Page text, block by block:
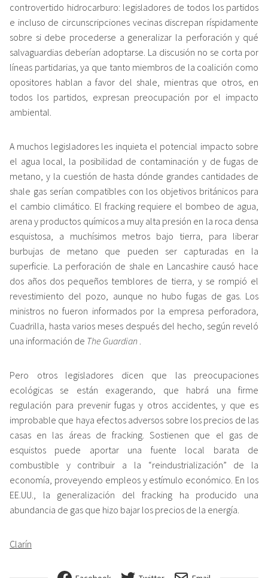
controvertido hidrocarburo: legisladores de todos los partidos
e incluso de circunscripciones vecinas discrepan ríspidamente
sobre si debe procederse a generalizar la perforación y qué
salvaguardias deberían adoptarse. La discusión no se corta por
líneas partidarias, ya que tanto miembros de la coalición como
opositores hablan a favor del shale, mientras que otros, en
todos los partidos, expresan preocupación por el impacto
ambiental.
A muchos legisladores les inquieta el potencial impacto sobre
el agua local, la posibilidad de contaminación y de fugas de
metano, y la cuestión de hasta dónde grandes cantidades de
shale gas serían compatibles con los objetivos británicos para
el cambio climático. El fracking requiere el bombeo de agua,
arena y productos químicos a muy alta presión en la roca densa
esquistosa, a muchísimos metros bajo tierra, para liberar
burbujas de metano que pueden ser capturadas en la
superficie. La perforación de shale en Lancashire causó hace
dos años dos pequeños temblores de tierra, y se rompió el
revestimiento del pozo, aunque no hubo fugas de gas. Los
ministros no fueron informados por la empresa perforadora,
Cuadrilla, hasta varios meses después del hecho, según reveló
una información de The Guardian
Pero otros legisladores dicen que las preocupaciones
ecológicas se están exagerando, que habrá una firme
regulación para prevenir fugas y otros accidentes, y que es
improbable que haya efectos adversos sobre los precios de las
casas en las áreas de fracking. Sostienen que el gas de
esquistos puede aportar una fuente local barata de
combustible y contribuir a la “reindustrialización” de la
economía, proveyendo empleos y estímulo económico. En los
EE.UU., la generalización del fracking ha producido una
abundancia de gas que hizo bajar los precios de la energía.
Clarín